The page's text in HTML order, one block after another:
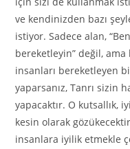
ve kendinizden bazı
istiyor. Sadece alan,
bereketleyin” değil,
insanları bereketleyen
yaparsanız, Tanrı sizin
yapacaktır. O kutsallık,
kesin olarak
insanlara iyilik etmekle